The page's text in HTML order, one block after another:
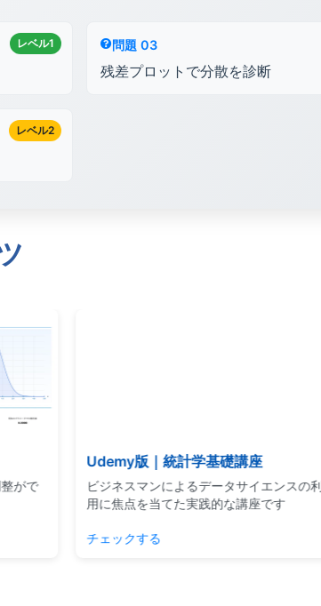
レベル1 問題 03
残差プロットで分散を診断
レベル2
がで
Udemy版｜統計学基礎講座
ビジネスマンによるデータサイエンスの利
用に焦点を当てた実践的な講座です
チェックする